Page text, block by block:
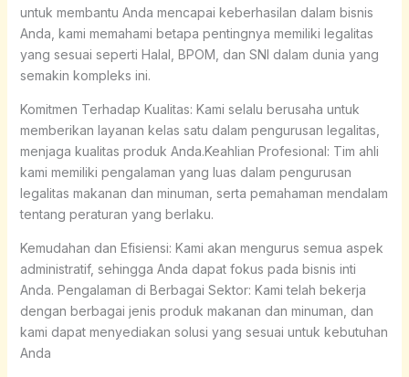
untuk membantu Anda mencapai keberhasilan dalam bisnis
Anda, kami memahami betapa pentingnya memiliki legalitas
yang sesuai seperti Halal, BPOM, dan SNI dalam dunia yang
semakin kompleks ini.
Komitmen Terhadap Kualitas: Kami selalu berusaha untuk
memberikan layanan kelas satu dalam pengurusan legalitas,
menjaga kualitas produk Anda.Keahlian Profesional: Tim ahli
kami memiliki pengalaman yang luas dalam pengurusan
legalitas makanan dan minuman, serta pemahaman mendalam
tentang peraturan yang berlaku.
Kemudahan dan Efisiensi: Kami akan mengurus semua aspek
administratif, sehingga Anda dapat fokus pada bisnis inti
Anda. Pengalaman di Berbagai Sektor: Kami telah bekerja
dengan berbagai jenis produk makanan dan minuman, dan
kami dapat menyediakan solusi yang sesuai untuk kebutuhan
Anda